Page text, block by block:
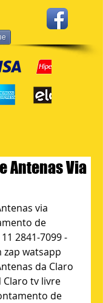
Antenas Via
via
de
2841-7099 -
zap watsapp
da Claro
Claro tv livre
de